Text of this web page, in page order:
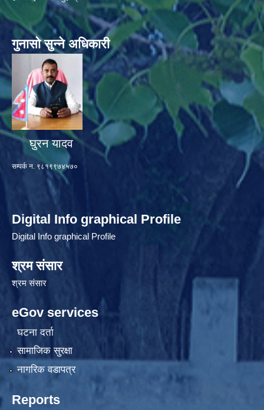
गुनासो सुन्ने अधिकारी
घुरन यादव
सम्पर्क न. ९८१९९७४५७०
Digital Info graphical Profile
Digital Info graphical Profile
श्रम संसार
श्रम संसार
eGov services
घटना दर्ता
सामाजिक सुरक्षा
नागरिक वडापत्र
Reports